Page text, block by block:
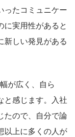
ったコミュニケー
に実用性があると
新しい発見がある
が広く、自ら
と感じます。入社
たので、自分で論
以上に多くの人が